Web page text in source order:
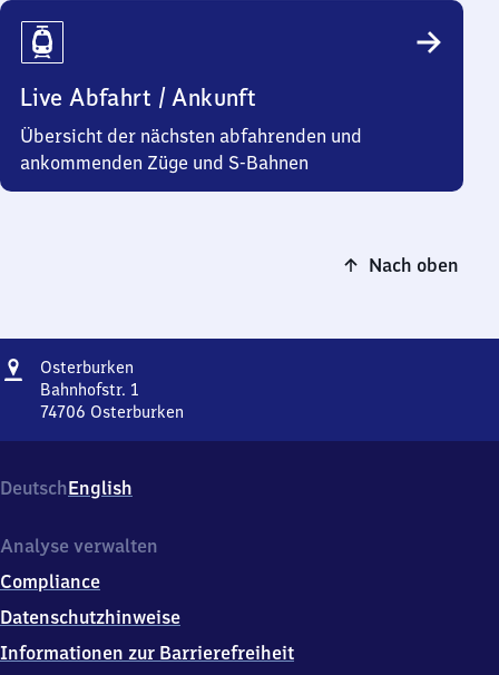
Live Abfahrt / Ankunft
Übersicht der nächsten abfahrenden und
ankommenden Züge und S-Bahnen
Nach oben
Adresse
Osterburken
Bahnhofstr. 1
74706 Osterburken
1,
7
7
6
Osterburken
DeutschEnglish
Analyse verwalten
Compliance
Datenschutzhinweise
Informationen zur Barrierefreiheit